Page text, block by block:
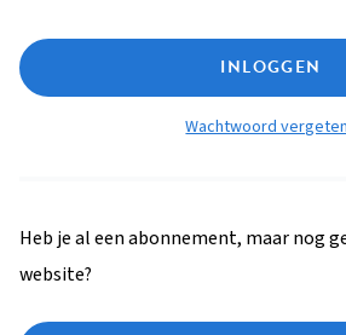
INLOGGEN
Wachtwoord
Heb je al een abonnement, maar nog
website?